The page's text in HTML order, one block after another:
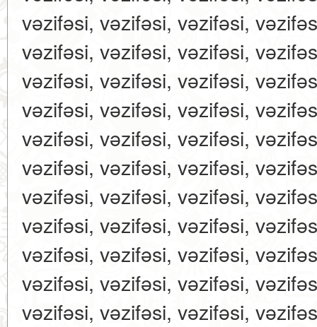
vəzifəsi, vəzifəsi, vəzifəsi,
vəzifəsi, vəzifəsi, vəzifəsi,
vəzifəsi, vəzifəsi, vəzifəsi,
vəzifəsi, vəzifəsi, vəzifəsi,
vəzifəsi, vəzifəsi, vəzifəsi,
vəzifəsi, vəzifəsi, vəzifəsi,
vəzifəsi, vəzifəsi, vəzifəsi,
vəzifəsi, vəzifəsi, vəzifəsi,
vəzifəsi, vəzifəsi, vəzifəsi,
vəzifəsi, vəzifəsi, vəzifəsi,
vəzifəsi, vəzifəsi, vəzifəsi,